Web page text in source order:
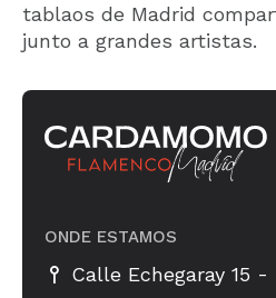
tablaos de Madrid
junto a grandes artistas.
ONDE ESTAMOS
Calle Echegaray 15 -